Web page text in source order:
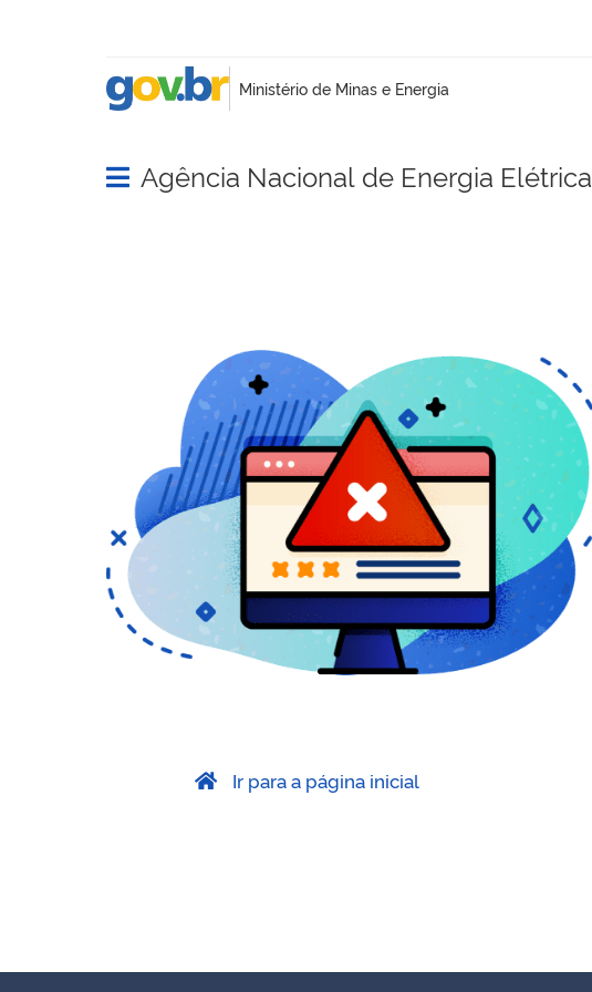
Abrir menu principal de navegação
Agência Nacional de Energia Elétrica
Ir para a página inicial